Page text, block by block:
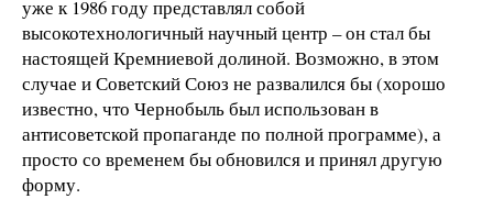
уже к 1986 году представлял собой
высокотехнологичный научный центр – он стал бы
настоящей Кремниевой долиной. Возможно, в этом
случае и Советский Союз не развалился бы (хорошо
известно, что Чернобыль был использован в
антисоветской пропаганде по полной программе), а
просто со временем бы обновился и принял другую
форму.